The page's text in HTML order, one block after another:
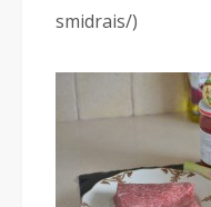
smidrais/)